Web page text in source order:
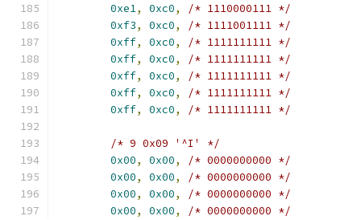
0xe1, 0xc0,
/* 1110000111 */
0xf3, 0xc0,
/* 1111001111 */
0xff, 0xc0,
/* 1111111111 */
0xff, 0xc0,
/* 1111111111 */
0xff, 0xc0,
/* 1111111111 */
0xff, 0xc0,
/* 1111111111 */
0xff, 0xc0, /* 1111111111 */
/* 9 0x09 '^I' */
0x00, 0x00,
/* 0000000000 */
0x00, 0x00,
/* 0000000000 */
0x00, 0x00,
/* 0000000000 */
0x00, 0x00,
/* 0000000000 */